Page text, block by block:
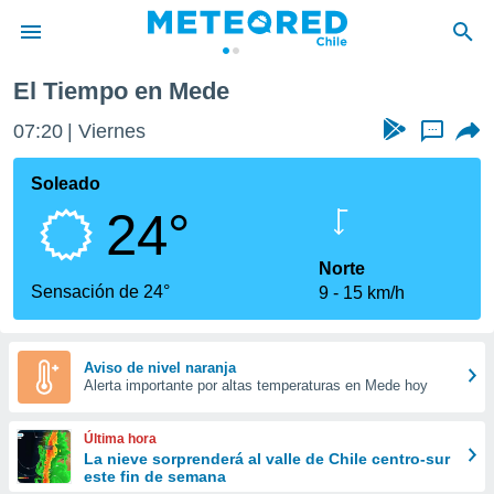
de
por
que se
calidad.
a este
las
y
forma
digital
basada
El Tiempo en Mede
07:20 Viernes ...
Soleado
24°
Sensación de 24°
Norte
9
15 km/h
Aviso de nivel naranja
Alerta importante por altas temperaturas en Mede hoy
Última hora
La nieve sorprenderá al valle de Chile centro-sur
este fin de semana